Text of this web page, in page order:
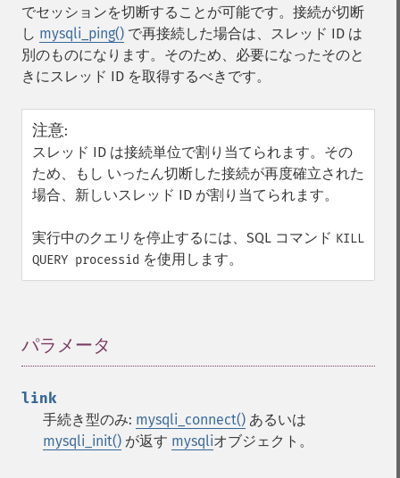
でセッションを切断することが可能です。接続が切断
し mysqli_ping() で再接続した場合は、スレッド ID は
別のものになります。そのため、必要になったそのと
きにスレッド ID を取得するべきです。
注意:
スレッド ID は接続単位で割り当てられます。その
ため、もし いったん切断した接続が再度確立された
場合、新しいスレッド ID が割り当てられます。
実行中のクエリを停止するには、SQL コマンド KILL
QUERY processid を使用します。
パラメータ
link
手続き型のみ: mysqli_connect() あるいは
mysqli_init() が返す mysqliオブジェクト。